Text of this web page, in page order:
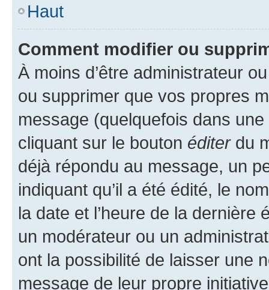
Haut
Comment modifier ou
À moins d’être administrateur
ou supprimer que vos propres
message (quelquefois dans
cliquant sur le bouton éditerdu
déjà répondu au message, un
indiquant qu’il a été édité, le
la date et l’heure de la dernière
un modérateur ou un
ont la possibilité de laisser une
message de leur propre